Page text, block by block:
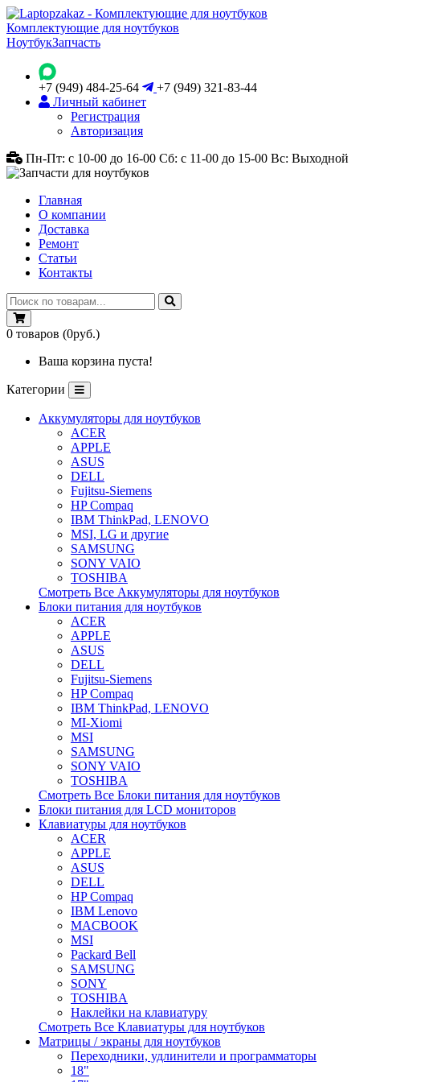
Комплектующие для ноутбуков
НоутбукЗапчасть
+7 (949) 484-25-64
+7 (949) 321-83-44
Личный кабинет
Регистрация
Авторизация
Пн-Пт: с 10-00 до 16-00 Сб: с 11-00 до 15-00 Вс: Выходной
Главная
О компании
Доставка
Ремонт
Статьи
Контакты
0 товаров (0руб.)
Ваша корзина пуста!
Категории
Аккумуляторы для ноутбуков
ACER
APPLE
ASUS
DELL
Fujitsu-Siemens
HP Compaq
IBM ThinkPad, LENOVO
MSI, LG и другие
SAMSUNG
SONY VAIO
TOSHIBA
Смотреть Все Аккумуляторы для ноутбуков
Блоки питания для ноутбуков
ACER
APPLE
ASUS
DELL
Fujitsu-Siemens
HP Compaq
IBM ThinkPad, LENOVO
MI-Xiomi
MSI
SAMSUNG
SONY VAIO
TOSHIBA
Смотреть Все Блоки питания для ноутбуков
Блоки питания для LCD мониторов
Клавиатуры для ноутбуков
ACER
APPLE
ASUS
DELL
HP Compaq
IBM Lenovo
MACBOOK
MSI
Packard Bell
SAMSUNG
SONY
TOSHIBA
Наклейки на клавиатуру
Смотреть Все Клавиатуры для ноутбуков
Матрицы / экраны для ноутбуков
Переходники, удлинители и программаторы
18"